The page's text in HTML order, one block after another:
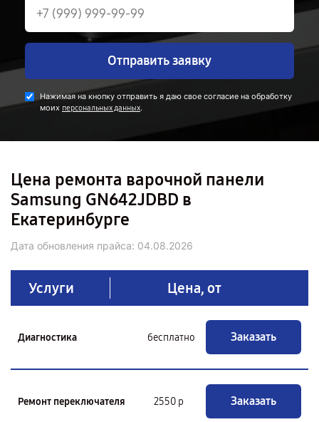
Отправить заявку
Нажимая на кнопку отправить я даю свое согласие на обработку
моих персональных данных.
Цена ремонта варочной панели
Samsung GN642JDBD в
Екатеринбурге
Дата обновления прайса: 04.08.2026
Услуги Цена, от
Диагностика бесплатно Заказать
Ремонт переключателя 2550 р Заказать